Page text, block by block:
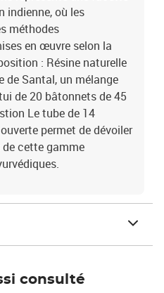
indienne, où les
méthodes
en œuvre selon la
: Résine naturelle
de Santal, un mélange
de 20 bâtonnets de 45
Le tube de 14
permet de dévoiler
cette gamme
consulté